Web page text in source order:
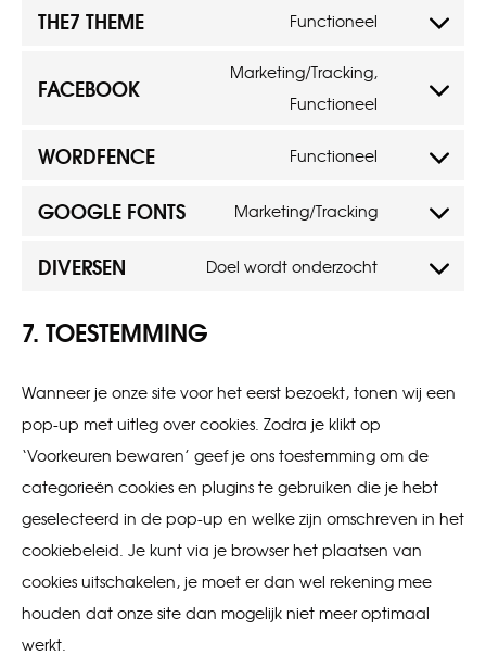
service
analytics
THE7 THEME Functioneel
Consent
service
theme
FACEBOOK
Marketing/Tracking,
Functioneel
Consent
service
WORDFENCE Functioneel
Consent
wordfence
GOOGLE FONTS Marketing/Tracking
Consent
DIVERSEN Doel wordt onderzocht
Consent
7. TOESTEMMING
Wanneer je onze site voor het eerst bezoekt, tonen wij een
pop-up met uitleg over cookies. Zodra je klikt op
‘Voorkeuren bewaren’ geef je ons toestemming om de
categorieën cookies en plugins te gebruiken die je hebt
geselecteerd in de pop-up en welke zijn omschreven in het
cookiebeleid. Je kunt via je browser het plaatsen van
cookies uitschakelen, je moet er dan wel rekening mee
houden dat onze site dan mogelijk niet meer optimaal
werkt.